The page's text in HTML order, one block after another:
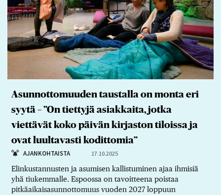
Asunnottomuuden taustalla on monta eri
syytä – ”On tiettyjä asiakkaita, jotka
viettävät koko päivän kirjaston tiloissa ja
ovat luultavasti kodittomia”
AJANKOHTAISTA 17.10.2025
Elinkustannusten ja asumisen kallistuminen ajaa ihmisiä
yhä tiukemmalle. Espoossa on tavoitteena poistaa
pitkäaikaisasunnottomuus vuoden 2027 loppuun